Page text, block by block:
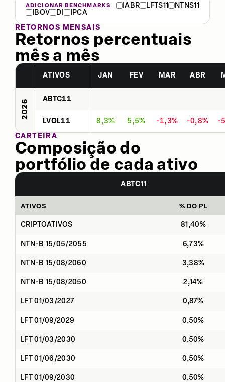
ADICIONAR BENCHMARKS IABR LFTS11
NTNS11
IBOV
DI
IPCA
RETORNOS MENSAIS
Retornos percentuais
mês a mês
ATIVOS JAN FEV MAR ABR
2026 ABTC11
LVOL11 8,3% 5,5% -1,3% -0,8%
-
CARTEIRA
Composição do
portfólio de cada ativo
ABTC11
ATIVOS % DO PL
CRIPTOATIVOS 81,40%
NTN-B 15/05/2055 6,73%
NTN-B 15/08/2060 3,38%
NTN-B 15/08/2050 2,14%
LFT 01/03/2027 0,87%
LFT 01/09/2029 0,50%
LFT 01/03/2030 0,50%
LFT 01/06/2030 0,50%
LFT 01/09/2030 0,50%